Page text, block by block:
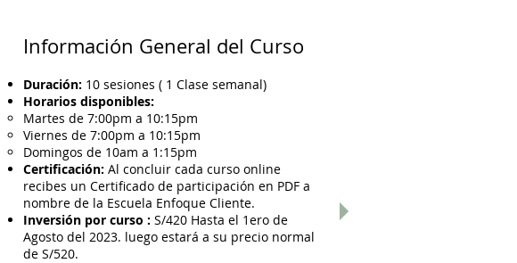
Información General del Curso
Duración: 10 sesiones ( 1 Clase semanal)
Horarios disponibles:
Martes de 7:00pm a 10:15pm
Viernes de 7:00pm a 10:15pm
Domingos de 10am a 1:15pm
Certificación: Al concluir cada curso online
recibes un Certificado de participación en PDF a
nombre de la Escuela Enfoque Cliente.
Inversión por curso : S/420 Hasta el 1ero de
Agosto del 2023. luego estará a su precio normal
de S/520.